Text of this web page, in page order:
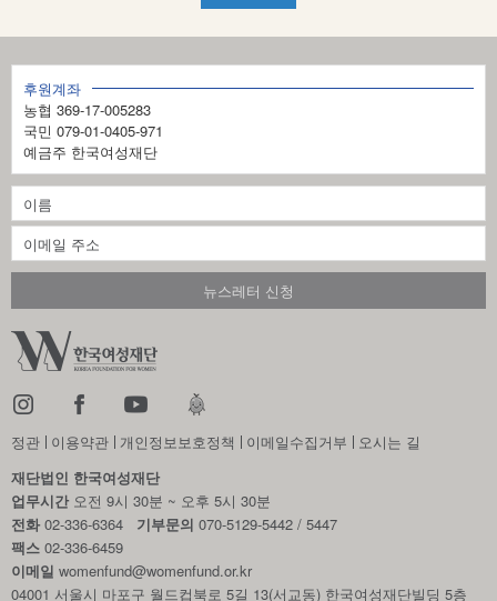
후원계좌
농협 369-17-005283
국민 079-01-0405-971
예금주 한국여성재단
정관 이용약관 개인정보보호정책 이메일수집거부
오시는 길
재단법인 한국여성재단
업무시간오전 9시 30분 ~ 오후 5시 30분
전화 02-336-6364 기부문의 070-5129-5442 / 5447
팩스 02-336-6459
이메일 womenfund@womenfund.or.kr
04001 서울시 마포구 월드컵북로 5길 13(서교동) 한국여성재단빌딩 5층